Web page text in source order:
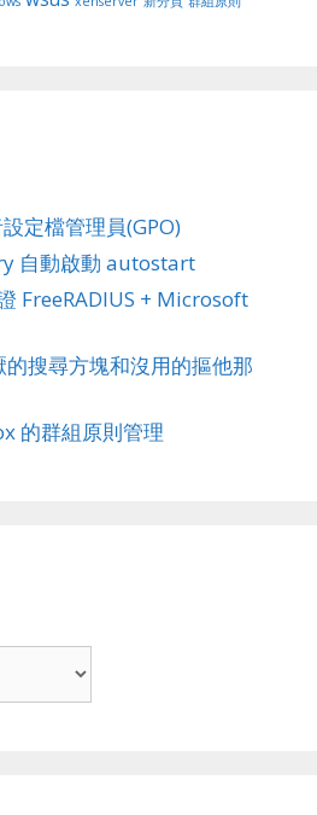
定檔管理員(GPO)
自動啟動 autostart
FreeRADIUS + Microsoft
的搜尋方塊和沒用的摳他那
的群組原則管理